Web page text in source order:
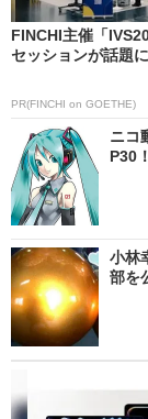
FINCHI主催「
セッションが話題に
PR(FINCHI on GOETHE)
ニコ
P30
小林
部を